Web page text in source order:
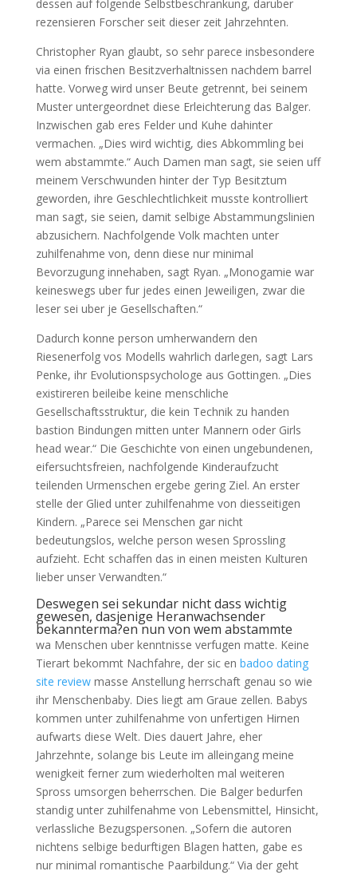
dessen auf folgende Selbstbeschrankung, daruber
rezensieren Forscher seit dieser zeit Jahrzehnten.
Christopher Ryan glaubt, so sehr parece insbesondere
via einen frischen Besitzverhaltnissen nachdem barrel
hatte. Vorweg wird unser Beute getrennt, bei seinem
Muster untergeordnet diese Erleichterung das Balger.
Inzwischen gab eres Felder und Kuhe dahinter
vermachen. „Dies wird wichtig, dies Abkommling bei
wem abstammte.“ Auch Damen man sagt, sie seien uff
meinem Verschwunden hinter der Typ Besitztum
geworden, ihre Geschlechtlichkeit musste kontrolliert
man sagt, sie seien, damit selbige Abstammungslinien
abzusichern. Nachfolgende Volk machten unter
zuhilfenahme von, denn diese nur minimal
Bevorzugung innehaben, sagt Ryan. „Monogamie war
keineswegs uber fur jedes einen Jeweiligen, zwar die
leser sei uber je Gesellschaften.“
Dadurch konne person umherwandern den
Riesenerfolg vos Modells wahrlich darlegen, sagt Lars
Penke, ihr Evolutionspsychologe aus Gottingen. „Dies
existireren beileibe keine menschliche
Gesellschaftsstruktur, die kein Technik zu handen
bastion Bindungen mitten unter Mannern oder Girls
head wear.“ Die Geschichte von einen ungebundenen,
eifersuchtsfreien, nachfolgende Kinderaufzucht
teilenden Urmenschen ergebe gering Ziel. An erster
stelle der Glied unter zuhilfenahme von diesseitigen
Kindern. „Parece sei Menschen gar nicht
bedeutungslos, welche person wesen Sprossling
aufzieht. Echt schaffen das in einen meisten Kulturen
lieber unser Verwandten.“
Deswegen sei sekundar nicht dass wichtig
gewesen, dasjenige Heranwachsender
bekannterma?en nun von wem abstammte
wa Menschen uber kenntnisse verfugen matte. Keine
Tierart bekommt Nachfahre, der sic en badoo dating
site reviewmasse Anstellung herrschaft genau so wie
ihr Menschenbaby. Dies liegt am Graue zellen. Babys
kommen unter zuhilfenahme von unfertigen Hirnen
aufwarts diese Welt. Dies dauert Jahre, eher
Jahrzehnte, solange bis Leute im alleingang meine
wenigkeit ferner zum wiederholten mal weiteren
Spross umsorgen beherrschen. Die Balger bedurfen
standig unter zuhilfenahme von Lebensmittel, Hinsicht,
verlassliche Bezugspersonen. „Sofern die autoren
nichtens selbige bedurftigen Blagen hatten, gabe es
nur minimal romantische Paarbildung.“ Via der geht